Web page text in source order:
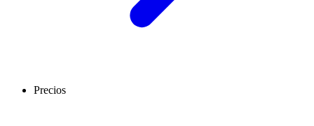
Precios